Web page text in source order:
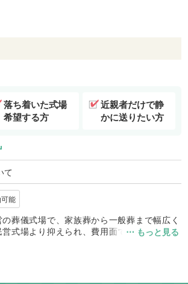
落ち着いた式場
希望する方
近親者だけで静
かに送りたい方
て
能
葬儀式場で、家族葬から一般葬まで幅広く
式場より抑えられ、費用面でも利用しやす
⋯ もっと見る